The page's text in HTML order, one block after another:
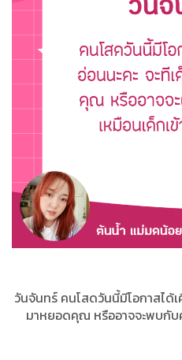
วันจันทร์ คนโสดวันนี้มีโอกาสได้
มาหยอดคุณ หรืออาจจะพบกับ